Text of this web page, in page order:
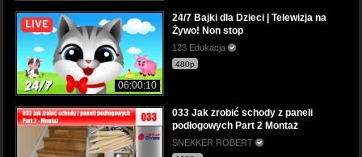
06:00:10
24/7 Bajki dla Dzieci | Telewizja na
Żywo! Non stop
123 Edukacja
480p
033 Jak zrobić schody z paneli
podłogowych Part 2 Montaż
SNEKKER ROBERT